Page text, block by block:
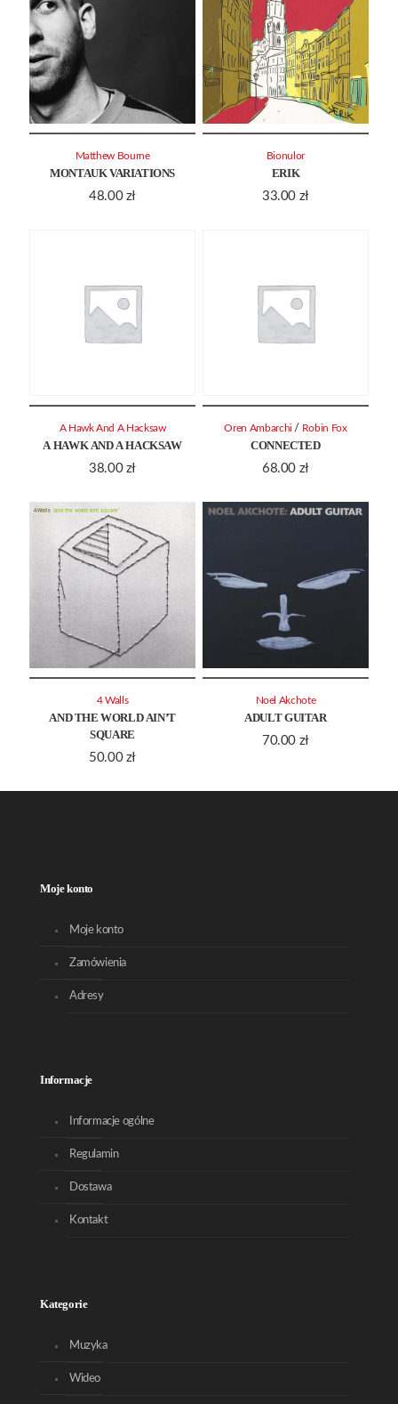
MONTAUK VARIATIONS
48.00 zł
Matthew Bourne
ERIK
33.00 zł
Bionulor
A HAWK AND A HACKSAW
38.00 zł
A Hawk And A Hacksaw
CONNECTED
68.00 zł
Oren Ambarchi / Robin Fox
AND THE WORLD AIN’T
SQUARE
50.00 zł
4 Walls
ADULT GUITAR
70.00 zł
Noel Akchote
Moje konto
Moje konto
Zamówienia
Adresy
Informacje
Informacje ogólne
Regulamin
Dostawa
Kontakt
Kategorie
Muzyka
Wideo